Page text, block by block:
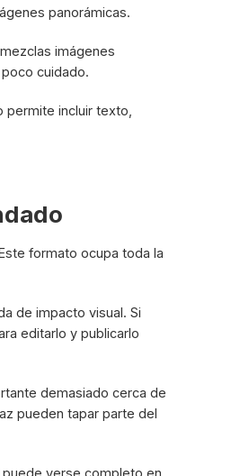
panorámicas.
imágenes
cuidado.
permite incluir texto,
formato ocupa toda la
de impacto visual. Si
editarlo y publicarlo
demasiado cerca de
pueden tapar parte del
puede verse completo en